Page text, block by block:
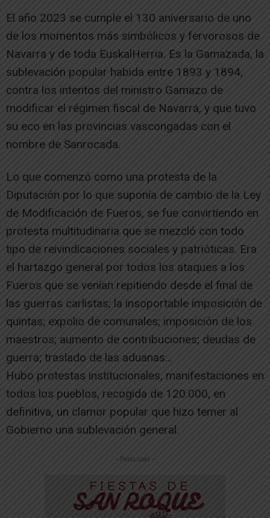
El año 2023 se cumple el 130 aniversario de uno
de los momentos más simbólicos y fervorosos de
Navarra y de toda EuskalHerria. Es la Gamazada, la
sublevación popular habida entre 1893 y 1894,
contra los intentos del ministro Gamazo de
modificar el régimen fiscal de Navarra, y que tuvo
su eco en las provincias vascongadas con el
nombre de Sanrocada.
Lo que comenzó como una protesta de la
Diputación por lo que suponía de cambio de la Ley
de Modificación de Fueros, se fue convirtiendo en
protesta multitudinaria que se mezcló con todo
tipo de reivindicaciones sociales y patrióticas. Era
el hartazgo general por todos los ataques a los
Fueros que se venían repitiendo desde el final de
las guerras carlistas; la insoportable imposición de
quintas; expolio de comunales; imposición de los
maestros; aumento de contribuciones; deudas de
guerra; traslado de las aduanas…
Hubo protestas institucionales, manifestaciones en
todos los pueblos, recogida de 120.000, en
definitiva, un clamor popular que hizo temer al
Gobierno una sublevación general.
-- Publicidad --